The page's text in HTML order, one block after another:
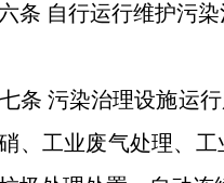
条 自行运行维护污染
条 污染治理设施运
、工业废气处理、